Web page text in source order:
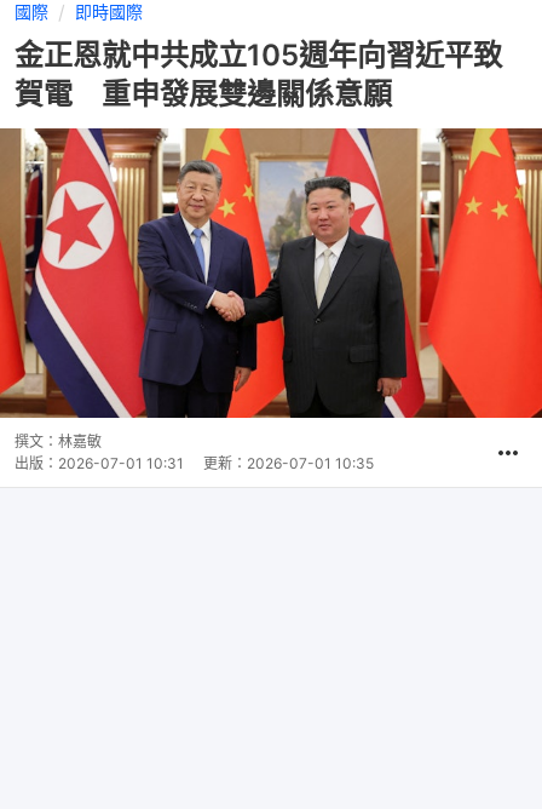
國際 即時國際
金正恩就中共成立105週年向習近平致
賀電 重申發展雙邊關係意願
撰文： 林嘉敏
出版： 2026-07-01 10:31 更新： 2026-07-01 10:35